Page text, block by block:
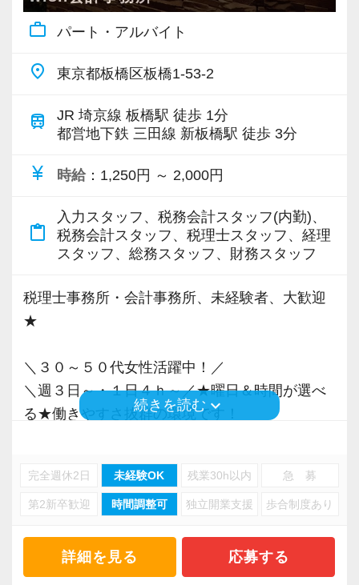
丁寧に、誠実に仕事に取り組める方をお待ちし
ています。
☆★リクルートサイトはこちら★☆
ュール変更、税理士試験前のまとまった休暇取
得などにも柔軟に対応しています。
有給休暇の取得率も80％以上を誇り、お互いに
休みをフォローし合う温かい文化が根付いてい
ます。
と「抜群の聞きやすさ」
付けることは絶対にしません。
誰もが安心して業務に取り組めるよう「チーム
週1回のチームミーティングでは、業務の進捗を
共有するだけでなく、「今困っていること」を
代表の大山を含め、全員の距離が近く、日常的
に「ちょっといいですか？」とデスク越しに声
を掛け合える温かで穏やかな雰囲気が自慢で
とは無縁の職場です。
いのあるデスクワーク
当事務所の顧問先は、IT、飲食、小売、不動
work_outline パート・アルバイト
place 東京都板橋区板橋1-53-2
train
JR 埼京線 板橋駅 徒歩 1分
都営地下鉄 三田線 新板橋駅 徒歩 3分
currency_yen 時給 ：1,250円 ～ 2,000円
content_paste
入力スタッフ、税務会計スタッフ(内勤)、
税務会計スタッフ、税理士スタッフ、経理
スタッフ、総務スタッフ、財務スタッフ
税理士事務所・会計事務所、未経験者、大歓迎
★
＼３０～５０代女性活躍中！／
＼週３日～・１日４ｈ～／★曜日＆時間が選べ
る★働きやすさ抜群の環境です！
お客様は不動産投資をされている方がメインな
ので、不動産管理会社の入力業務が主になりま
開業から10年、更なるご依頼の増加に伴い、新
たな仲間を募集します☆
続きを読むkeyboard_arrow_down
完全週休2日 未経験OK 残業30h以内 急 募
第2新卒歓迎 時間調整可 独立開業支援 歩合制度あり
詳細を見る 応募する